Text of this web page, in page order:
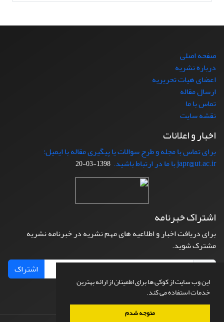
این وب سایت از کوکی ها برای اطمینان از ارائه بهترین
خدمات استفاده می کند.
متوجه شدم
صفحه اصلی
درباره نشریه
اعضای هیات تحریریه
ارسال مقاله
تماس با ما
نقشه سایت
اخبار و اعلانات
برای تماس با مجله و طرح سوالات یا پیگیری مقاله با ایمیل:
japr@ut.ac.ir با ما در ارتباط باشید.
1398-03-20
اشتراک خبرنامه
برای دریافت اخبار و اطلاعیه های مهم نشریه در خبرنامه نشریه
مشترک شوید.
اشتراک